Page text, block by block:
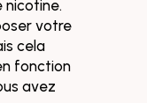
votre
cela
fonction
avez